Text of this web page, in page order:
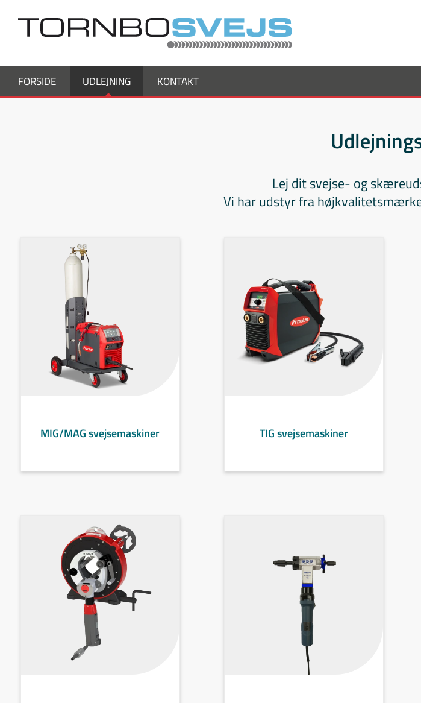
FORSIDE UDLEJNING KONTAKT
Lej dit svejse- og
Vi har udstyr fra
MIG/MAG svejsemaskiner TIG svejsemaskiner